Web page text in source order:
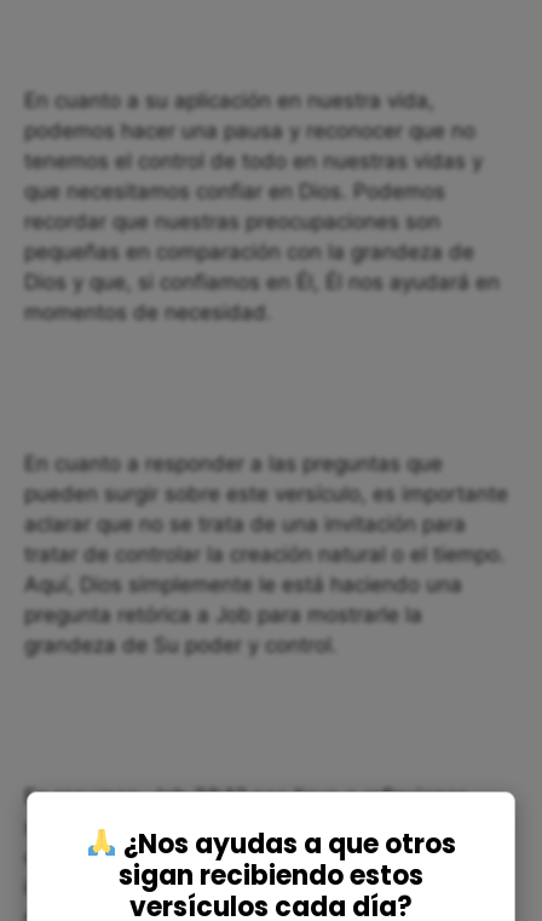
En cuanto a su aplicación en nuestra vida,
podemos hacer una pausa y reconocer que no
tenemos el control de todo en nuestras vidas y
que necesitamos confiar en Dios. Podemos
recordar que nuestras preocupaciones son
pequeñas en comparación con la grandeza de
Dios y que, si confiamos en Él, Él nos ayudará en
momentos de necesidad.
En cuanto a responder a las preguntas que
pueden surgir sobre este versículo, es importante
aclarar que no se trata de una invitación para
tratar de controlar la creación natural o el tiempo.
Aquí, Dios simplemente le está haciendo una
pregunta retórica a Job para mostrarle la
grandeza de Su poder y control.
En resumen, Job 38:12 nos lleva a reflexionar
sobre la grandeza de Dios y la necesidad de
confiar en Él en nuestras vidas. También nos
invita a estar en sintonía con el mundo natural y a
¿Nos ayudas a que otros
sigan recibiendo estos
versículos cada día?